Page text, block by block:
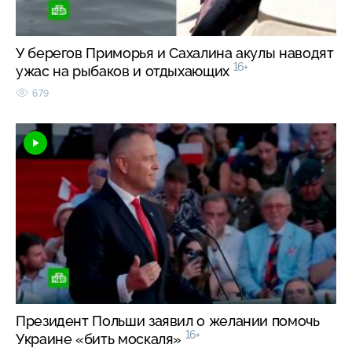
У берегов Приморья и Сахалина акулы наводят
ужас на рыбаков и отдыхающих 16+
679
Президент Польши заявил о желании помочь
Украине «бить москаля» 16+